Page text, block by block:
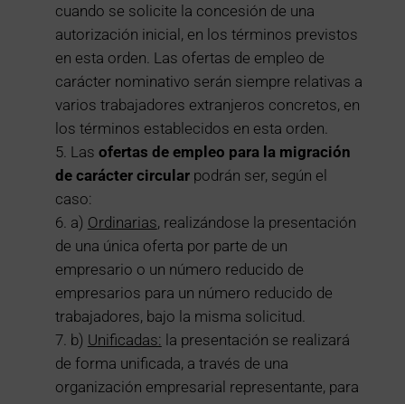
cuando se solicite la concesión de una
autorización inicial, en los términos previstos
en esta orden. Las ofertas de empleo de
carácter nominativo serán siempre relativas a
varios trabajadores extranjeros concretos, en
los términos establecidos en esta orden.
Las ofertas de empleo para la migración
de carácter circular podrán ser, según el
caso:
a) Ordinarias, realizándose la presentación
de una única oferta por parte de un
empresario o un número reducido de
empresarios para un número reducido de
trabajadores, bajo la misma solicitud.
b) Unificadas: la presentación se realizará
de forma unificada, a través de una
organización empresarial representante, para